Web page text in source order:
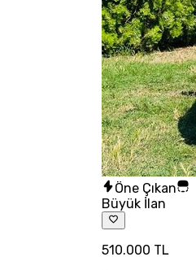
Öne Çıkan
Büyük İlan
510.000 TL